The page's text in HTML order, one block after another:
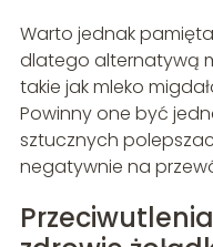
Warto jednak
dlatego alternatywą
takie jak mleko
Powinny one być
sztucznych
negatywnie na